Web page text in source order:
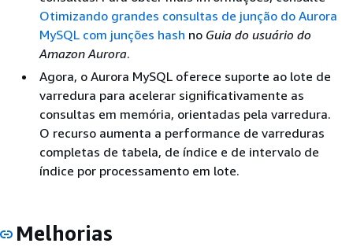
Otimizando grandes consultas de junção do Aurora
MySQL com junções hash no Guia do usuário do
Amazon Aurora.
Agora, o Aurora MySQL oferece suporte ao lote de
varredura para acelerar significativamente as
consultas em memória, orientadas pela varredura.
O recurso aumenta a performance de varreduras
completas de tabela, de índice e de intervalo de
índice por processamento em lote.
Melhorias